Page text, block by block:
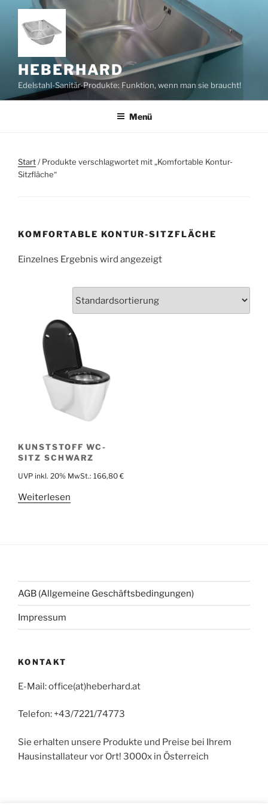
Zum
Inhalt
springen
HEBERHARD
Edelstahl-Sanitär-Produkte: Funktion, wenn man sie braucht!
Menü
Start/ Produkte verschlagwortet mit „Komfortable Kontur-
Sitzfläche“
KOMFORTABLE KONTUR-SITZFLÄCHE
Einzelnes Ergebnis wird angezeigt
KUNSTSTOFF WC-
SITZ SCHWARZ
UVP inkl. 20% MwSt.: 166,80 €
Weiterlesen
AGB (Allgemeine Geschäftsbedingungen)
Impressum
KONTAKT
E-Mail: office(at)heberhard.at
Telefon: +43/7221/74773
Sie erhalten unsere Produkte und Preise bei Ihrem
Hausinstallateur vor Ort! 3000x in Österreich